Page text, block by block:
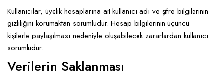
Kullanıcılar, üyelik hesaplarına ait kullanıcı adı ve şifre bilgilerinin
gizliliğini korumaktan sorumludur. Hesap bilgilerinin üçüncü
kişilerle paylaşılması nedeniyle oluşabilecek zararlardan kullanıcı
sorumludur.
Verilerin Saklanması